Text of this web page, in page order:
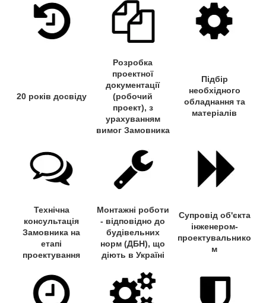
20 років досвіду
Розробка
проектної
документації
(робочий
проект), з
урахуванням
вимог Замовника
Підбір
необхідного
обладнання та
матеріалів
Технічна
консультація
Замовника на
етапі
проектування
Монтажні роботи
- відповідно до
будівельних
норм (ДБН), що
діють в Україні
Супровід об'єкта
інженером-
проектувальнико
м